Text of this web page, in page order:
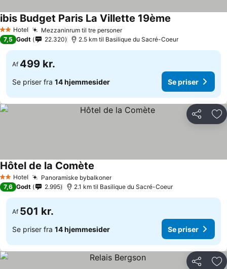
2 Stjerner
Hotel Mezzaninrum til tre personer
ibis Budget Paris La Villette 19ème
7,5 Godt 22.320 2.5 km til Basilique du Sacré-Coeur
Af 499 kr.
Se priser fra 14 hjemmesider Se priser
Del
2 Stjerner
Hotel Panoramiske bybalkoner
Hôtel de la Comète
7,6 Godt 2.995 2.1 km til Basilique du Sacré-Coeur
Af 501 kr.
Se priser fra 14 hjemmesider Se priser
Del